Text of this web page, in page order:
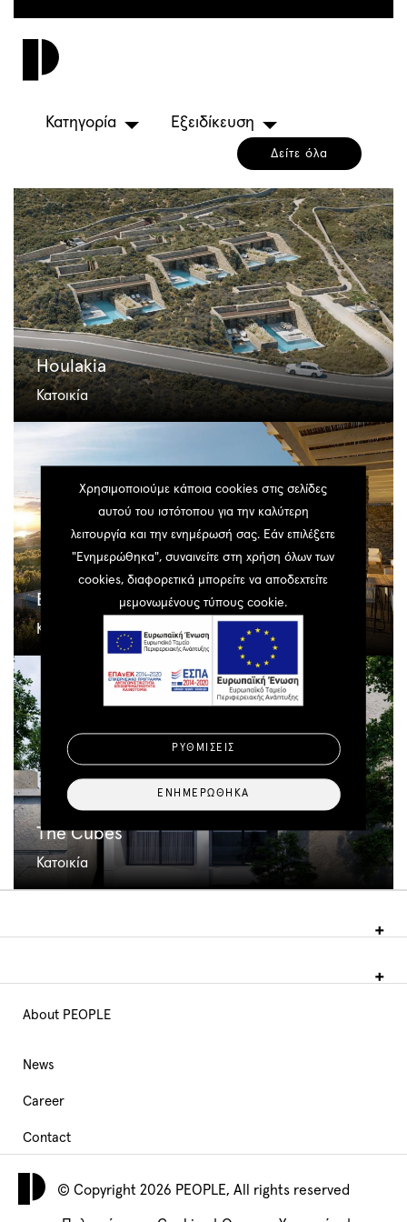
προς
περιεχόμενοΚατηγορία Εξειδίκευση
Δείτε όλα
Houlakia
Κατοικία
Elia Residences
Κατοικία
The Cubes
Κατοικία
Χρησιμοποιούμε κάποια cookies στις σελίδες
αυτού του ιστότοπου για την καλύτερη
λειτουργία και την ενημέρωσή σας. Εάν επιλέξετε
"Ενημερώθηκα", συναινείτε στη χρήση όλων των
cookies, διαφορετικά μπορείτε να αποδεχτείτε
μεμονωμένους τύπους cookie.
ΡΥΘΜΊΣΕΙΣ
ΕΝΗΜΕΡΏΘΗΚΑ
Main
Navigation
footer
About PEOPLE
News
Career
Contact
© Copyright 2026 PEOPLE, All rights reserved